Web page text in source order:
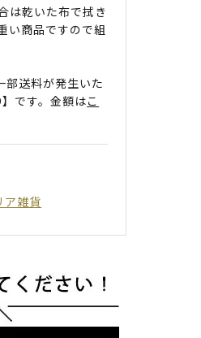
は乾いた布で拭き
い商品ですので組
送料が発生いた
です。金額はこ
ア雑貨